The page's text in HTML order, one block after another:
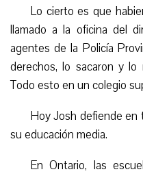
Lo cierto es que
llamado a la oficina del
agentes de la Policía
derechos, lo sacaron y
Todo esto en un colegio
Hoy Josh defiende en
su educación media.
En Ontario, las